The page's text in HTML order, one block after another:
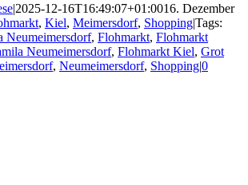
|2025-12-16T16:49:07+01:0016. Dezember
, Kiel, Meimersdorf, Shopping|Tags:
Neumeimersdorf, Flohmarkt, Flohmarkt
Neumeimersdorf, Flohmarkt Kiel, Grot
, Neumeimersdorf, Shopping|0